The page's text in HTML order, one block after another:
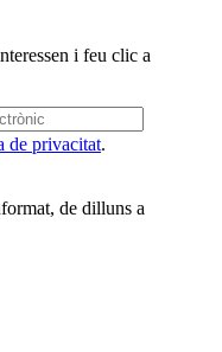
i feu clic a
de privacitat.
de dilluns a